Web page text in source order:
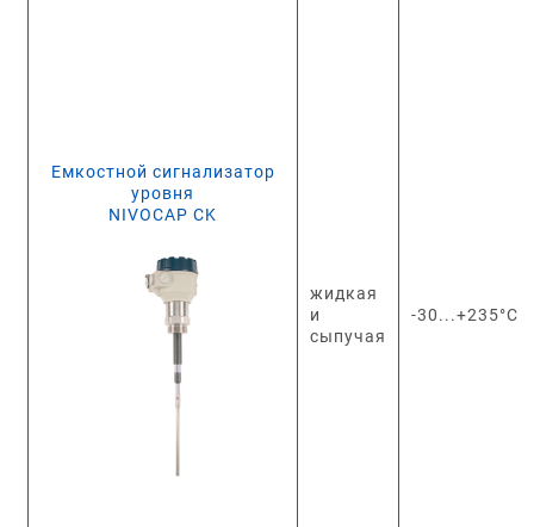
Емкостной сигнализатор
уровня
NIVOCAP CK
жидкая
и
сыпучая
-30...+235°C